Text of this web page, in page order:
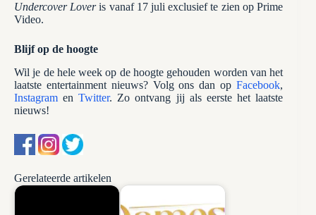
Undercover Loveris vanaf 17 juli exclusief te zien op Prime
Video.
Blijf op de hoogte
Wil je de hele week op de hoogte gehouden worden van het
laatste entertainment nieuws? Volg ons dan opFacebook,
InstagramenTwitter. Zo ontvang jij als eerste het laatste
nieuws!
Gerelateerde artikelen